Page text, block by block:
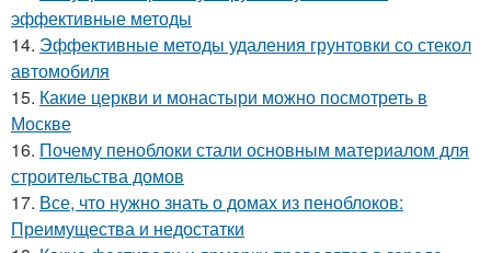
эффективные методы
14. Эффективные методы удаления грунтовки со стекол
автомобиля
15. Какие церкви и монастыри можно посмотреть в
Москве
16. Почему пеноблоки стали основным материалом для
строительства домов
17. Все, что нужно знать о домах из пеноблоков:
Преимущества и недостатки